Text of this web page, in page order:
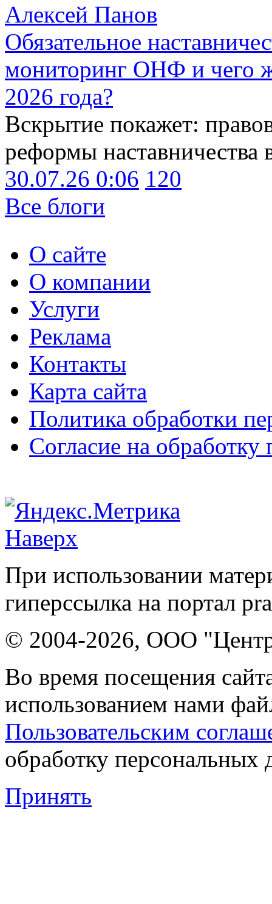
Алексей Панов
Обязательное
мониторинг ОНФ и чего
2026 года?
Вскрытие покажет:
реформы наставничества
30.07.26 0:06 120
Все блоги
О сайте
О компании
Услуги
Реклама
Контакты
Карта сайта
Политика обработки
Согласие на
Наверх
При использовании
гиперссылка на портал
© 2004-2026, ООО "Центр
Во время посещения
использованием нами
Пользовательским
обработку персональных
Принять